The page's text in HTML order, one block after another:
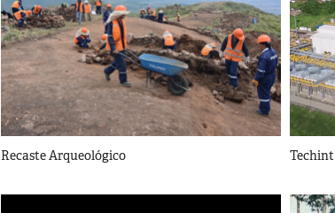
Recaste Arqueológico Techint